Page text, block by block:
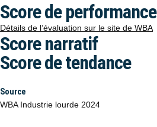
Score de performance
Détails de l’évaluation sur le site de WBA
Score narratif
Score de tendance
Source
WBA Industrie lourde 2024